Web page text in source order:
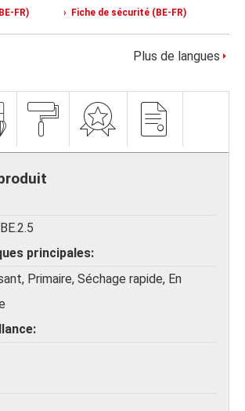
FR) Fiche de sécurité (BE-FR)
Plus de langues
principales
Primaire, Séchage rapide, En